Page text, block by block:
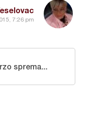
7:26 pm
sprema...